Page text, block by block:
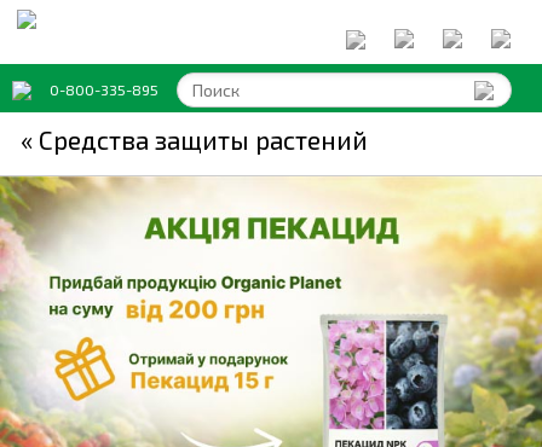
0-800-335-895
« Средства защиты растений